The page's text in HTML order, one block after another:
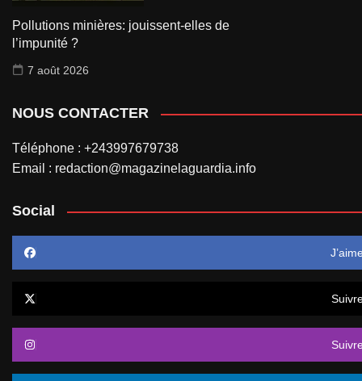
Pollutions minières: jouissent-elles de
l’impunité ?
7 août 2026
NOUS CONTACTER
Téléphone : +243997679738
Email : redaction@magazinelaguardia.info
Social